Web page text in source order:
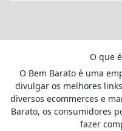
O que
O Bem Barato é uma
divulgar os melhores
diversos ecommerces e
Barato, os consumidores
fazer